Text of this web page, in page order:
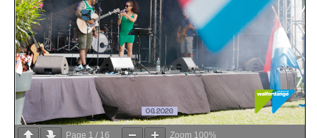
Page 1 / 16 Zoom 100%